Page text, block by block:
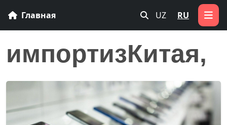
Главная UZ RU
импортизКитая,